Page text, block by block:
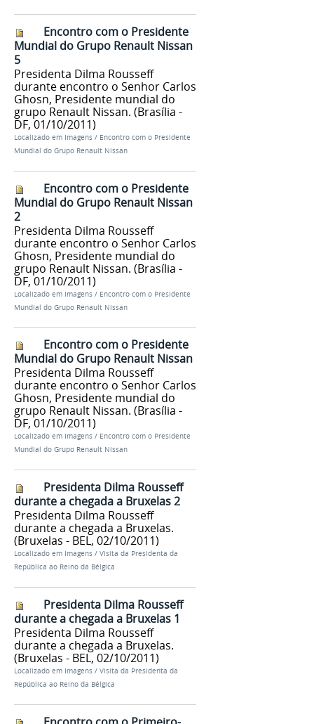
Encontro com o Presidente
Mundial do Grupo Renault Nissan
5
Presidenta Dilma Rousseff
durante encontro o Senhor Carlos
Ghosn, Presidente mundial do
grupo Renault Nissan. (Brasília -
DF, 01/10/2011)
Localizado em Imagens / Encontro com o Presidente
Mundial do Grupo Renault Nissan
Encontro com o Presidente
Mundial do Grupo Renault Nissan
2
Presidenta Dilma Rousseff
durante encontro o Senhor Carlos
Ghosn, Presidente mundial do
grupo Renault Nissan. (Brasília -
DF, 01/10/2011)
Localizado em Imagens / Encontro com o Presidente
Mundial do Grupo Renault Nissan
Encontro com o Presidente
Mundial do Grupo Renault Nissan
Presidenta Dilma Rousseff
durante encontro o Senhor Carlos
Ghosn, Presidente mundial do
grupo Renault Nissan. (Brasília -
DF, 01/10/2011)
Localizado em Imagens / Encontro com o Presidente
Mundial do Grupo Renault Nissan
Presidenta Dilma Rousseff
durante a chegada a Bruxelas 2
Presidenta Dilma Rousseff
durante a chegada a Bruxelas.
(Bruxelas - BEL, 02/10/2011)
Localizado em Imagens / Visita da Presidenta da
República ao Reino da Bélgica
Presidenta Dilma Rousseff
durante a chegada a Bruxelas 1
Presidenta Dilma Rousseff
durante a chegada a Bruxelas.
(Bruxelas - BEL, 02/10/2011)
Localizado em Imagens / Visita da Presidenta da
República ao Reino da Bélgica